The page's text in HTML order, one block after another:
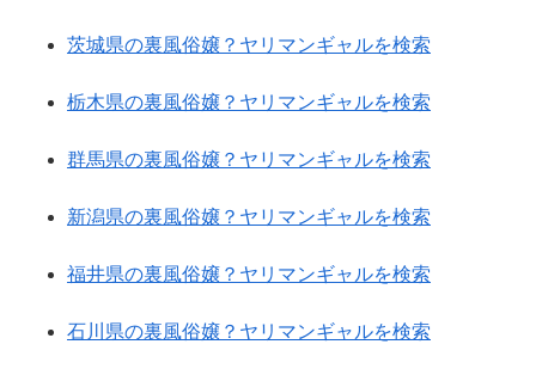
茨城県の裏風俗嬢？ヤリマンギャルを検索
栃木県の裏風俗嬢？ヤリマンギャルを検索
群馬県の裏風俗嬢？ヤリマンギャルを検索
新潟県の裏風俗嬢？ヤリマンギャルを検索
福井県の裏風俗嬢？ヤリマンギャルを検索
石川県の裏風俗嬢？ヤリマンギャルを検索